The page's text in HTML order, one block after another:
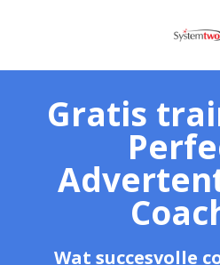
Gratis
Wat succesvolle